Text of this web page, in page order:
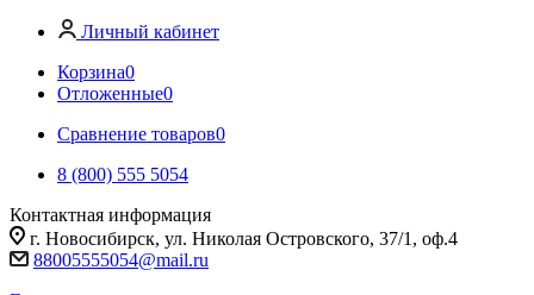
Личный кабинет
Корзина0
Отложенные0
Сравнение товаров0
8 (800) 555 5054
Контактная информация
г. Новосибирск, ул. Николая Островского, 37/1, оф.4
88005555054@mail.ru